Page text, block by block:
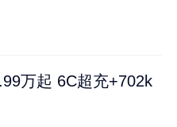
万起 6C超充+702k